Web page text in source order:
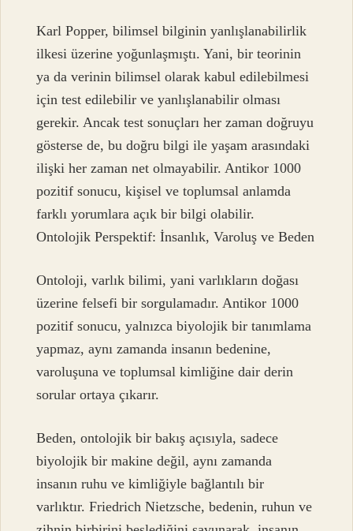
Karl Popper, bilimsel bilginin yanlışlanabilirlik
ilkesi üzerine yoğunlaşmıştı. Yani, bir teorinin
ya da verinin bilimsel olarak kabul edilebilmesi
için test edilebilir ve yanlışlanabilir olması
gerekir. Ancak test sonuçları her zaman doğruyu
gösterse de, bu doğru bilgi ile yaşam arasındaki
ilişki her zaman net olmayabilir. Antikor 1000
pozitif sonucu, kişisel ve toplumsal anlamda
farklı yorumlara açık bir bilgi olabilir.
Ontolojik Perspektif: İnsanlık, Varoluş ve Beden
Ontoloji, varlık bilimi, yani varlıkların doğası
üzerine felsefi bir sorgulamadır. Antikor 1000
pozitif sonucu, yalnızca biyolojik bir tanımlama
yapmaz, aynı zamanda insanın bedenine,
varoluşuna ve toplumsal kimliğine dair derin
sorular ortaya çıkarır.
Beden, ontolojik bir bakış açısıyla, sadece
biyolojik bir makine değil, aynı zamanda
insanın ruhu ve kimliğiyle bağlantılı bir
varlıktır. Friedrich Nietzsche, bedenin, ruhun ve